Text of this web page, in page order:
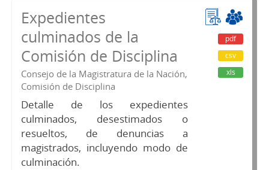
Expedientes
culminados de la
Comisión de Disciplina
Consejo de la Magistratura de la Nación,
Comisión de Disciplina
Detalle de los expedientes
culminados, desestimados o
resueltos, de denuncias a
magistrados, incluyendo modo de
culminación.
pdf
csv
xls